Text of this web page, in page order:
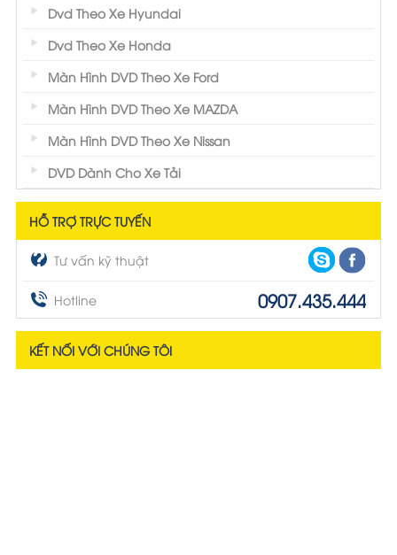
Dvd Theo Xe Hyundai
Dvd Theo Xe Honda
Màn Hình DVD Theo Xe Ford
Màn Hình DVD Theo Xe MAZDA
Màn Hình DVD Theo Xe Nissan
DVD Dành Cho Xe Tải
HỖ TRỢ TRỰC TUYẾN
Tư vấn kỹ thuật
Hotline 0907.435.444
KẾT NỐI VỚI CHÚNG TÔI